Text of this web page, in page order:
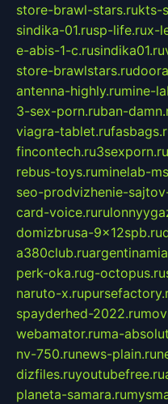
store-brawl-stars.rukts-
sindika-01.rusp-life.rux-
e-abis-1-c.rusindika01.ru
store-brawlstars.ru
antenna-highly.rumine-
3-sex-porn.ruban-
viagra-tablet.ru
fincontech.ru3sexporn.ru
rebus-toys.ruminelab-
seo-prodvizhenie-
card-voice.ru
domizbrusa-9x12spb.ru
a380club.ru
perk-oka.rug-octopus.ru
naruto-x.ru
spayderhed-2022.ru
webamator.ruma-
nv-750.runews-plain.ru
dizfiles.ruyoutubefree.ru
planeta-samara.ru